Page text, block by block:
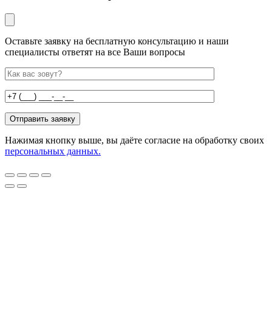
Оставьте заявку на бесплатную консультацию и наши
специалисты ответят на все Ваши вопросы
Нажимая кнопку выше, вы даёте согласие на обработку своих
персональных данных.